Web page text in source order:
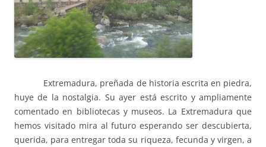
Extremadura, preñada de historia escrita en piedra,
huye de la nostalgia. Su ayer está escrito y ampliamente
comentado en bibliotecas y museos. La Extremadura que
hemos visitado mira al futuro esperando ser descubierta,
querida, para entregar toda su riqueza, fecunda y virgen, a